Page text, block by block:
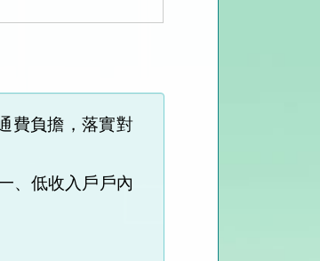
費負擔，落實對
、低收入戶戶內